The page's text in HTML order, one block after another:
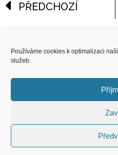
Používáme cookies k optimalizaci
služeb.
PŘEDCHOZÍ
COPYRIGHT
© 2026 Speed Limit,
All Rights Reserved